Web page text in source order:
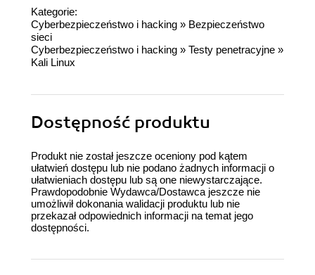
Kategorie:
Cyberbezpieczeństwo i hacking » Bezpieczeństwo
sieci
Cyberbezpieczeństwo i hacking » Testy penetracyjne »
Kali Linux
Dostępność produktu
Produkt nie został jeszcze oceniony pod kątem
ułatwień dostępu lub nie podano żadnych informacji o
ułatwieniach dostępu lub są one niewystarczające.
Prawdopodobnie Wydawca/Dostawca jeszcze nie
umożliwił dokonania walidacji produktu lub nie
przekazał odpowiednich informacji na temat jego
dostępności.